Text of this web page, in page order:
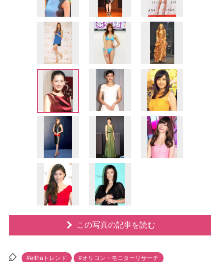
この写真の記事を読む
#elthaトレンド #オリコン・モニターリサーチ